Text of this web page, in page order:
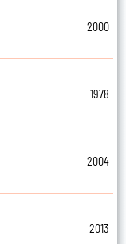
2000
1978
2004
2013